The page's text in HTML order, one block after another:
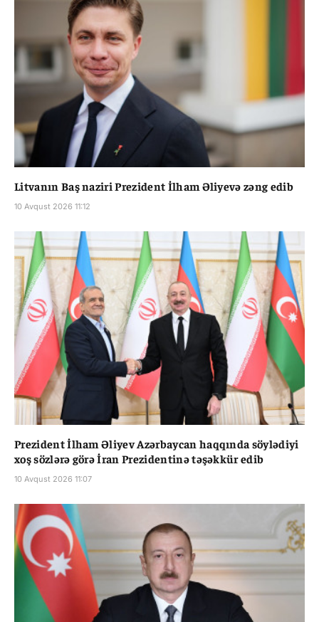
Litvanın Baş naziri Prezident İlham Əliyevə zəng edib
10 Avqust 2026 11:12
Prezident İlham Əliyev Azərbaycan haqqında söylədiyi
xoş sözlərə görə İran Prezidentinə təşəkkür edib
10 Avqust 2026 11:07